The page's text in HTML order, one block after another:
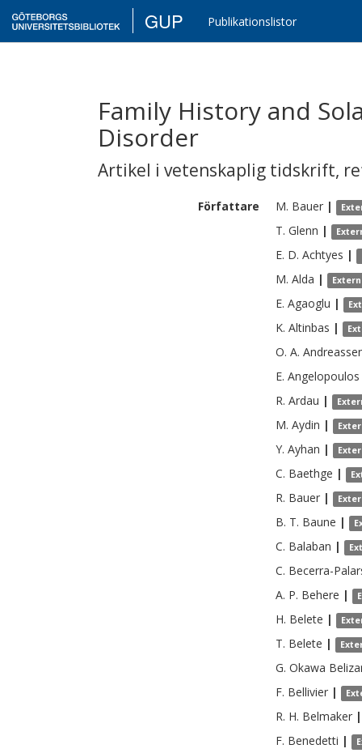
GUP Publikationslistor
Family History and
Disorder
Artikel i vetenskaplig tidskrift,
Författare M. Bauer |
T. Glenn |
E. D. Achtyes |
M. Alda | Extern
E. Agaoglu |
K. Altinbas |
O. A.
E. Angelopoulos
R. Ardau |
M. Aydin |
Y. Ayhan |
C. Baethge |
R. Bauer |
B. T. Baune |
C. Balaban |
C. Becerra-
A. P. Behere |
H. Belete |
T. Belete |
G. Okawa
F. Bellivier |
R. H. Belmaker |
F. Benedetti |